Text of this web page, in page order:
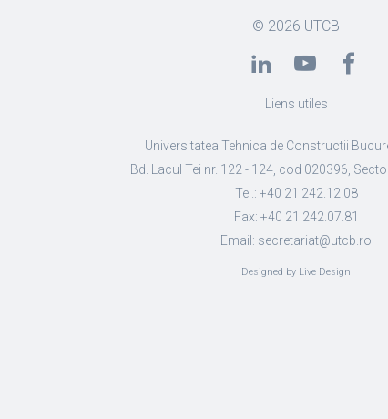
© 2026 UTCB
Liens utiles
Universitatea Tehnica de Constructii
Bd. Lacul Tei nr. 122 - 124, cod 020396,
Tel.: +40 21 242.12.08
Fax: +40 21 242.07.81
Email: secretariat@utcb.ro
Designed by Live Design